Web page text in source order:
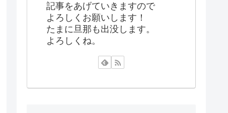
記事をあげていきますので
よろしくお願いします！
たまに旦那も出没します。
よろしくね。